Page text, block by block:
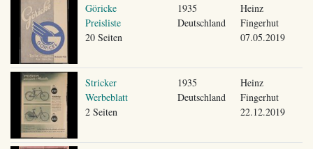
Göricke
Preisliste
20 Seiten
1935
Deutschland
Heinz
Fingerhut
07.05.2019
Stricker
Werbeblatt
2 Seiten
1935
Deutschland
Heinz
Fingerhut
22.12.2019